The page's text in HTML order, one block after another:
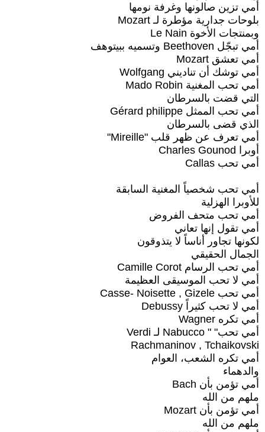
أمي تزين صالونها وغرفة نومها
بلوحات جدارية مؤطرة لـ Mozart
وبمنتجات الأخوة Le Nain
أمي تبجّل Beethoven وتسميه ببيتوهف
أمي تعشق Mozart
أمي توشك أن تناديني Wolfgang
أمي تحب المغنية Mado Robin
التي قضت بالسرطان
أمي تحب الممثل Gérard philippe
الذي قضى بالسرطان
أمي تعرف عن ظهر قلب "Mireille"
أوبرا Charles Gounod
أمي تحب Callas
أمي تحب شخصياً المغنية السابقة
للأوبرا الهزلية
أمي تحب متحف الفروض
أمي تقول إنها تعاني
لكونها تجاور أناساً لا يتذوقون
الجمال الحقيقي
أمي تحب الرسام Camille Corot
أمي لا تحب الموسيقى العظيمة
أمي تحب Casse- Noisette , Gizele
أمي لا تحب كثيراً Debussy
أمي تكره Wagner
أمي تحب" " Nabucco لـ Verdi
Rachmaninov , Tchaikovski
أمي تكره الشعب، العوام
والدهماء
أمي تؤمن بأن Bach
ملهم من الله
أمي تؤمن بأن Mozart
ملهم من الله